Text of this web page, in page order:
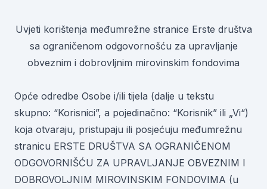
Uvjeti korištenja međumrežne stranice Erste društva
sa ograničenom odgovornošću za upravljanje
obveznim i dobrovljnim mirovinskim fondovima
Opće odredbe Osobe i/ili tijela (dalje u tekstu
skupno: “Korisnici”, a pojedinačno: “Korisnik” ili „Vi“)
koja otvaraju, pristupaju ili posjećuju međumrežnu
stranicu ERSTE DRUŠTVA SA OGRANIČENOM
ODGOVORNIŠĆU ZA UPRAVLJANJE OBVEZNIM I
DOBROVOLJNIM MIROVINSKIM FONDOVIMA (u